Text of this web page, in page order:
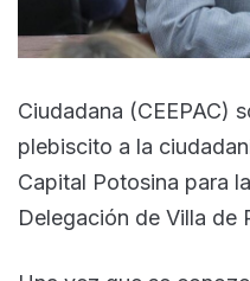
Ciudadana (CEEPAC)
plebiscito a la
Capital Potosina para
Delegación de Villa de